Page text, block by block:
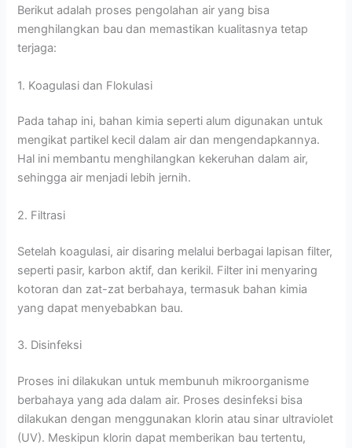
Berikut adalah proses pengolahan air yang bisa
menghilangkan bau dan memastikan kualitasnya tetap
terjaga:
1. Koagulasi dan Flokulasi
Pada tahap ini, bahan kimia seperti alum digunakan untuk
mengikat partikel kecil dalam air dan mengendapkannya.
Hal ini membantu menghilangkan kekeruhan dalam air,
sehingga air menjadi lebih jernih.
2. Filtrasi
Setelah koagulasi, air disaring melalui berbagai lapisan filter,
seperti pasir, karbon aktif, dan kerikil. Filter ini menyaring
kotoran dan zat-zat berbahaya, termasuk bahan kimia
yang dapat menyebabkan bau.
3. Disinfeksi
Proses ini dilakukan untuk membunuh mikroorganisme
berbahaya yang ada dalam air. Proses desinfeksi bisa
dilakukan dengan menggunakan klorin atau sinar ultraviolet
(UV). Meskipun klorin dapat memberikan bau tertentu,